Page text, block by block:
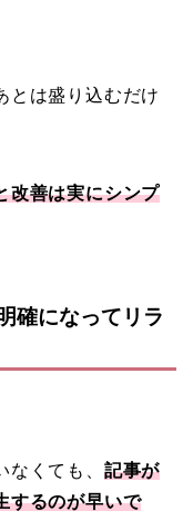
とは盛り込むだけ
改善は実にシンプ
確になってリラ
くても、 記事が
するのが早いで